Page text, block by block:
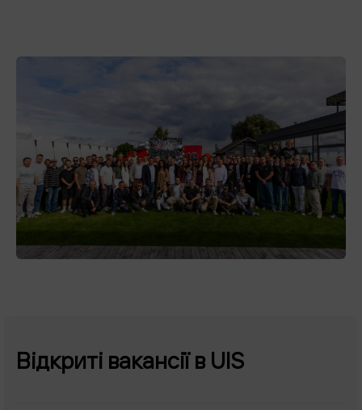
Відкриті вакансії в UIS